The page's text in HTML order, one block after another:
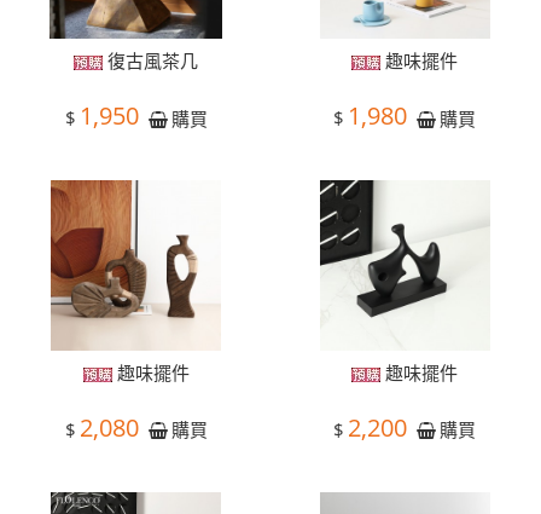
復古風茶几
$ 1,950 購買
趣味擺件
$ 1,980 購買
趣味擺件
$ 2,080 購買
趣味擺件
$ 2,200 購買